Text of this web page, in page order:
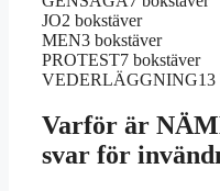
JO2 bokstäver
MEN3 bokstäver
PROTEST7 bokstäver
VEDERLÄGGNING13
Varför är
svar för